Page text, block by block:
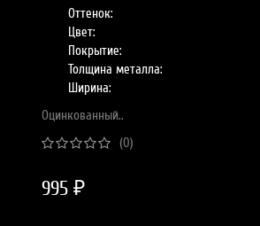
Оттенок:
Цвет:
Покрытие:
Толщина металла:
Ширина:
Оцинкованный..
(0)
995 ₽